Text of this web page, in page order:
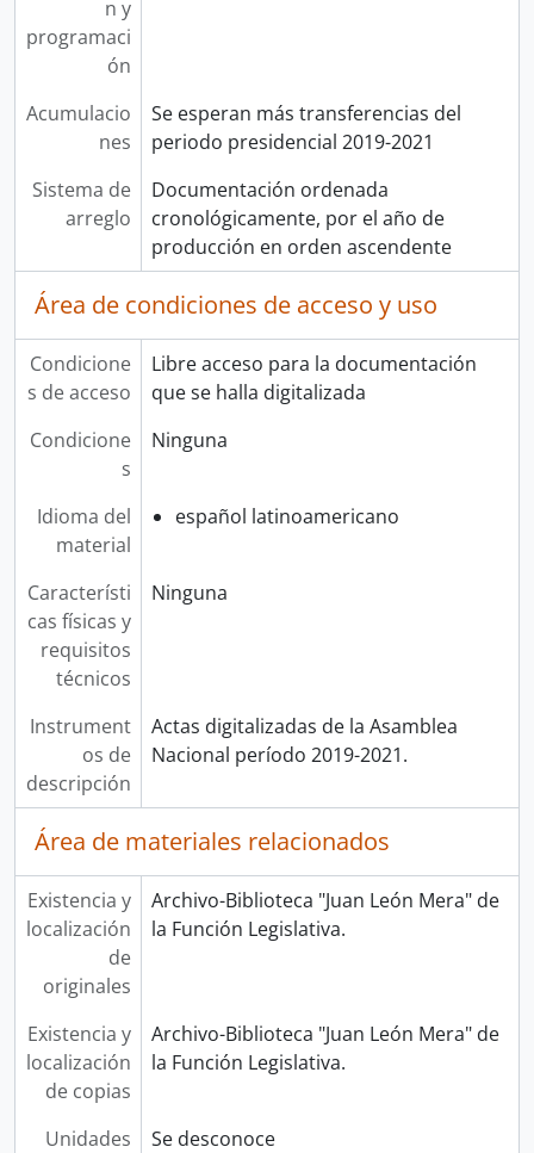
n y
programaci
ón
Acumulacio
nes
Se esperan más transferencias del
periodo presidencial 2019-2021
Sistema de
arreglo
Documentación ordenada
cronológicamente, por el año de
producción en orden ascendente
Área de condiciones de acceso y uso
Condicione
s de acceso
Libre acceso para la documentación
que se halla digitalizada
Condicione
s
Ninguna
Idioma del
material
español latinoamericano
Característi
cas físicas y
requisitos
técnicos
Ninguna
Instrument
os de
descripción
Actas digitalizadas de la Asamblea
Nacional período 2019-2021.
Área de materiales relacionados
Existencia y
localización
de
originales
Archivo-Biblioteca "Juan León Mera" de
la Función Legislativa.
Existencia y
localización
de copias
Archivo-Biblioteca "Juan León Mera" de
la Función Legislativa.
Unidades
Se desconoce